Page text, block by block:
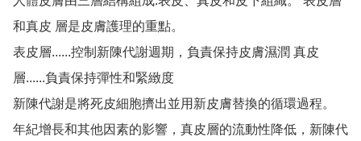
和真皮 層是皮膚護理的重點。
表皮層......控制新陳代謝週期，負責保持皮膚濕潤 真皮
層......負責保持彈性和緊緻度
新陳代謝是將死皮細胞擠出並用新皮膚替換的循環過程。
年紀增長和其他因素的影響，真皮層的流動性降低，新陳代